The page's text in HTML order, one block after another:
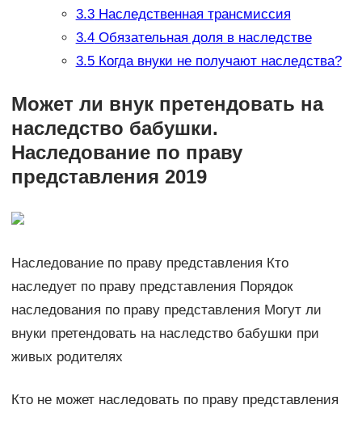
3.3Наследственная трансмиссия
3.4Обязательная доля в наследстве
3.5Когда внуки не получают наследства?
Может ли внук претендовать на
наследство бабушки.
Наследование по праву
представления 2019
Наследование по праву представления Кто
наследует по праву представления Порядок
наследования по праву представления Могут ли
внуки претендовать на наследство бабушки при
живых родителях
Кто не может наследовать по праву представления